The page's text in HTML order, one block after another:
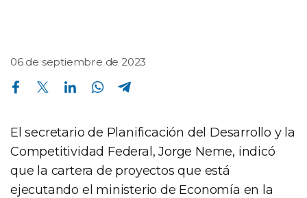
06 de septiembre de 2023
Compartir en Facebook Compartir en Twitter Compartir en Linkedin Compartir en Whatsapp
El secretario de Planificación del Desarrollo y la
Competitividad Federal, Jorge Neme, indicó
que la cartera de proyectos que está
ejecutando el ministerio de Economía en la